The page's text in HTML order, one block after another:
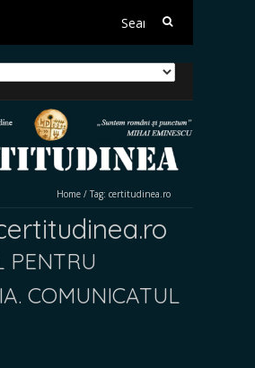
Search
Home / Tag: certitudinea.ro
PENTRU
COMUNICATUL